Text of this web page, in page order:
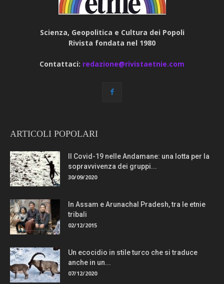
Scienza, Geopolitica e Cultura dei Popoli
Rivista fondata nel 1980
Contattaci: redazione@rivistaetnie.com
ARTICOLI POPOLARI
Il Covid-19 nelle Andamane: una lotta per la
sopravvivenza dei gruppi...
30/09/2020
In Assam e Arunachal Pradesh, tra le etnie
tribali
02/12/2015
Un ecocidio in stile turco che si traduce
anche in un...
07/12/2020